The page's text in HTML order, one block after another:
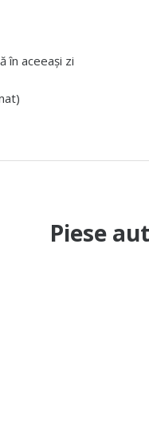
în aceeași zi
Piese